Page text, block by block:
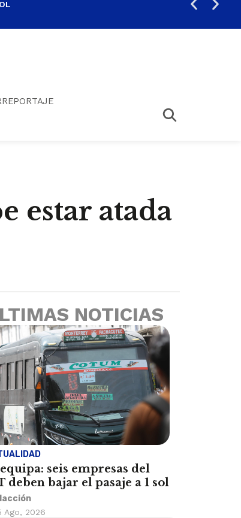
estar atada
NOTICIAS
seis empresas del
deben bajar el pasaje a 1 sol
Ago, 2026